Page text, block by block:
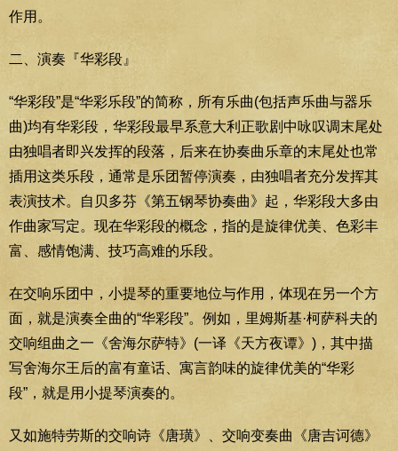
作用。
二、演奏『华彩段』
“华彩段”是“华彩乐段”的简称，所有乐曲(包括声乐曲与器乐
曲)均有华彩段，华彩段最早系意大利正歌剧中咏叹调末尾处
由独唱者即兴发挥的段落，后来在协奏曲乐章的末尾处也常
插用这类乐段，通常是乐团暂停演奏，由独唱者充分发挥其
表演技术。自贝多芬《第五钢琴协奏曲》起，华彩段大多由
作曲家写定。现在华彩段的概念，指的是旋律优美、色彩丰
富、感情饱满、技巧高难的乐段。
在交响乐团中，小提琴的重要地位与作用，体现在另一个方
面，就是演奏全曲的“华彩段”。例如，里姆斯基·柯萨科夫的
交响组曲之一《舍海尔萨特》(一译《天方夜谭》)，其中描
写舍海尔王后的富有童话、寓言韵味的旋律优美的“华彩
段”，就是用小提琴演奏的。
又如施特劳斯的交响诗《唐璜》、交响变奏曲《唐吉诃德》